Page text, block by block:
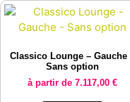
Classico Lounge – Gauche
Sans option
à partir de 7.117,00 €